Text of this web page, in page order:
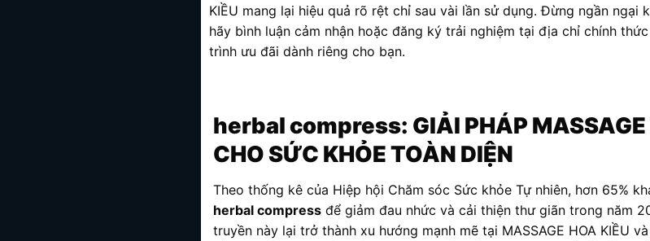
KIỀU mang lại hiệu quả rõ rệt chỉ sau vài lần sử dụng. Đừng ngần ngại
hãy bình luận cảm nhận hoặc đăng ký trải nghiệm tại địa chỉ chính
trình ưu đãi dành riêng cho bạn.
herbal compress: GIẢI PHÁP
CHO SỨC KHỎE TOÀN DIỆN
Theo thống kê của Hiệp hội Chăm sóc Sức khỏe Tự nhiên, hơn 65%
herbal compress để giảm đau nhức và cải thiện thư giãn trong năm
truyền này lại trở thành xu hướng mạnh mẽ tại MASSAGE HOA KIỀU